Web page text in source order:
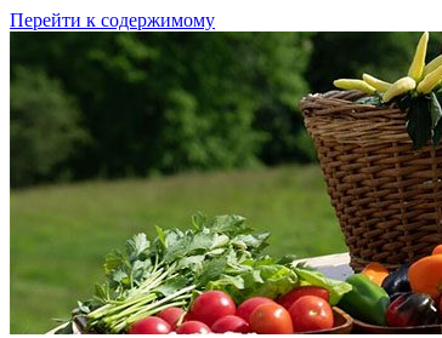
Перейти к содержимому